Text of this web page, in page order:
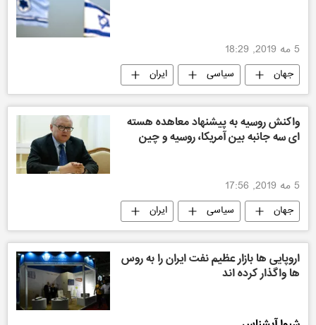
5 مه 2019, 18:29
جهان سیاسی ایران
واکنش روسیه به پیشنهاد معاهده هسته
ای سه جانبه بین آمریکا، روسیه و چین
5 مه 2019, 17:56
جهان سیاسی ایران
اروپایی ها بازار عظیم نفت ایران را به روس
ها واگذار کرده اند